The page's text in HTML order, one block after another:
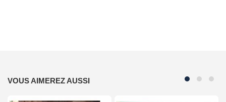
VOUS AIMEREZ AUSSI